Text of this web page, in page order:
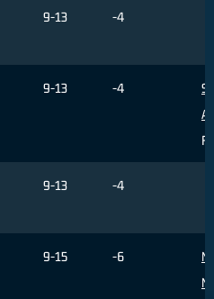
9-13 -4
9-13 -4
9-13 -4
9-15 -6